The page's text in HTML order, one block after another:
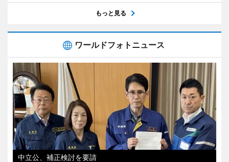
もっと見る
ワールドフォトニュース
中立公、補正検討を要請